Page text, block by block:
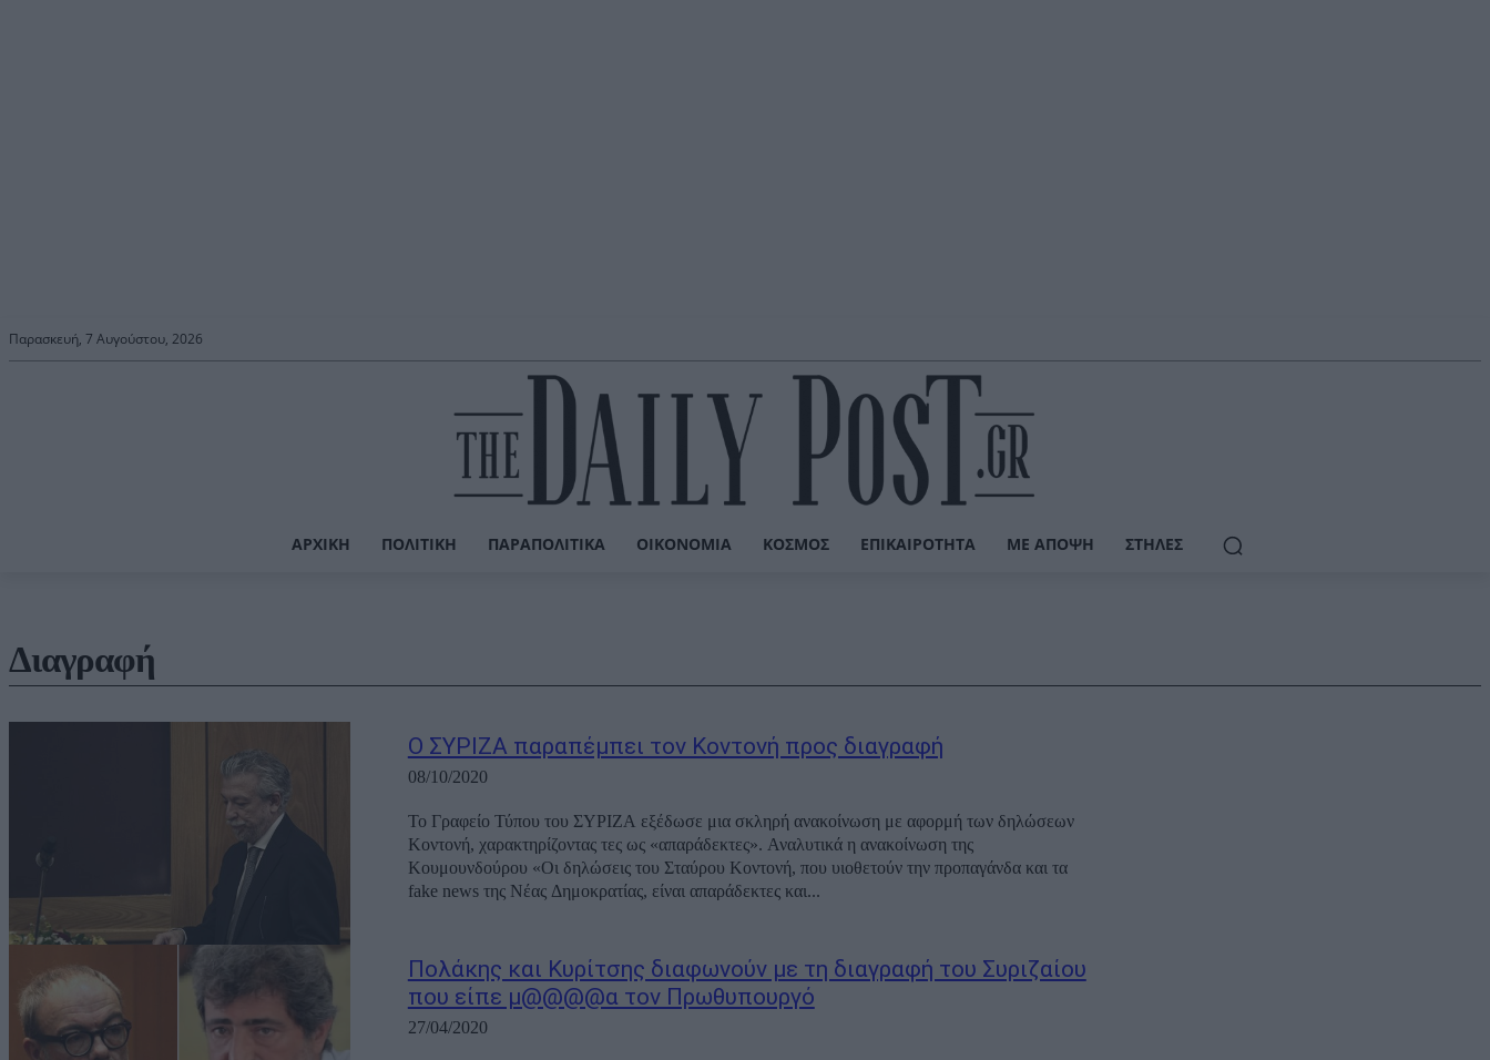
Παρασκευή, 7 Αυγούστου, 2026
ΑΡΧΙΚΉ ΠΟΛΙΤΙΚΉ ΠΑΡΑΠΟΛΙΤΙΚΆ ΟΙΚΟΝΟΜΊΑ ΚΌΣΜΟΣ ΕΠΙΚΑΙΡΌΤΗΤΑ ΜΕ ΆΠΟΨΗ ΣΤΉΛΕΣ
Διαγραφή
Ο ΣΥΡΙΖΑ παραπέμπει τον Κοντονή προς διαγραφή
08/10/2020
Το Γραφείο Τύπου του ΣΥΡΙΖΑ εξέδωσε μια σκληρή ανακοίνωση με αφορμή των δηλώσεων
Κοντονή, χαρακτηρίζοντας τες ως «απαράδεκτες». Αναλυτικά η ανακοίνωση της
Κουμουνδούρου «Οι δηλώσεις του Σταύρου Κοντονή, που υιοθετούν την προπαγάνδα και τα
fake news της Νέας Δημοκρατίας, είναι απαράδεκτες και...
Πολάκης και Κυρίτσης διαφωνούν με τη διαγραφή του Συριζαίου
που είπε μ@@@@α τον Πρωθυπουργό
27/04/2020